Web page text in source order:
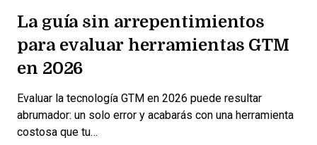
La guía sin arrepentimientos
para evaluar herramientas GTM
en 2026
Evaluar la tecnología GTM en 2026 puede resultar
abrumador: un solo error y acabarás con una herramienta
costosa que tu…